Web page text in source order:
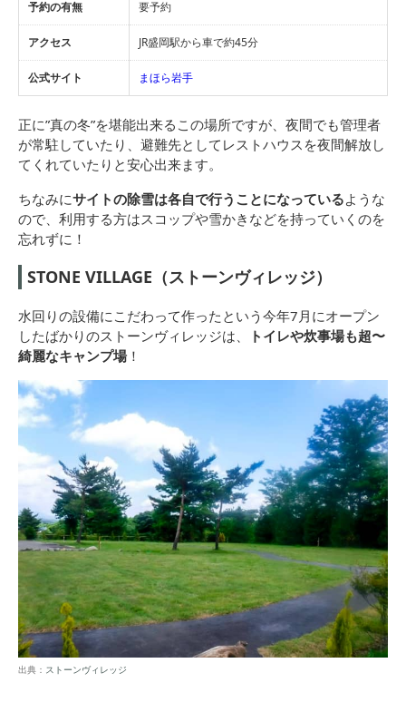
予約の有無 要予約
アクセス JR盛岡駅から車で約45分
公式サイト まほら岩手
正に”真の冬”を堪能出来るこの場所ですが、夜間でも管理者
が常駐していたり、避難先としてレストハウスを夜間解放し
てくれていたりと安心出来ます。
ちなみにサイトの除雪は各自で行うことになっているような
ので、利用する方はスコップや雪かきなどを持っていくのを
忘れずに！
STONE VILLAGE（ストーンヴィレッジ）
水回りの設備にこだわって作ったという今年7月にオープン
したばかりのストーンヴィレッジは、
トイレや炊事場も超〜
綺麗なキャンプ場！
出典： ストーンヴィレッジ